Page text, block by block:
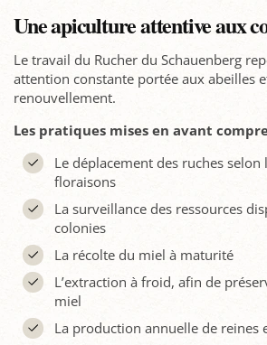
Une apiculture attentive aux
Le travail du Rucher du Schauenberg
attention constante portée aux abeilles
renouvellement.
Les pratiques mises en avant
Le déplacement des ruches selon
floraisons
La surveillance des ressources
colonies
La récolte du miel à maturité
L’extraction à froid, afin de
miel
La production annuelle de reines